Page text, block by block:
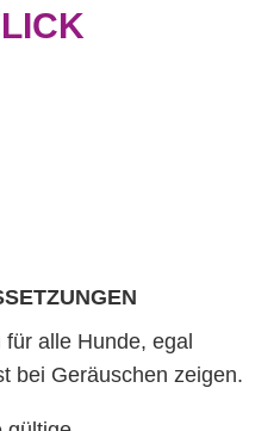
alle Hunde, egal
bei Geräuschen zeigen.